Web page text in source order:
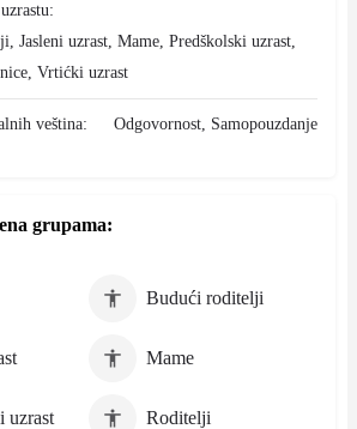
Jasleni uzrast, Mame, Predškolski uzrast,
Vrtićki uzrast
veština: Odgovornost, Samopouzdanje
grupama:
Budući roditelji
Mame
uzrast Roditelji